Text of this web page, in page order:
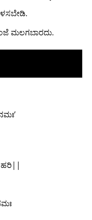
ಮಲಗಬಾರದು.
ಹರಿ||